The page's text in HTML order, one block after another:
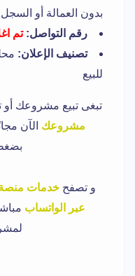
بدون العمالة أو
رقم التواصل: تم
تصنيف الإعلان:
للبيع
تبغى تبيع مشروعك
مشروعك الآن
و تصفح خدمات
عبر الواتساب